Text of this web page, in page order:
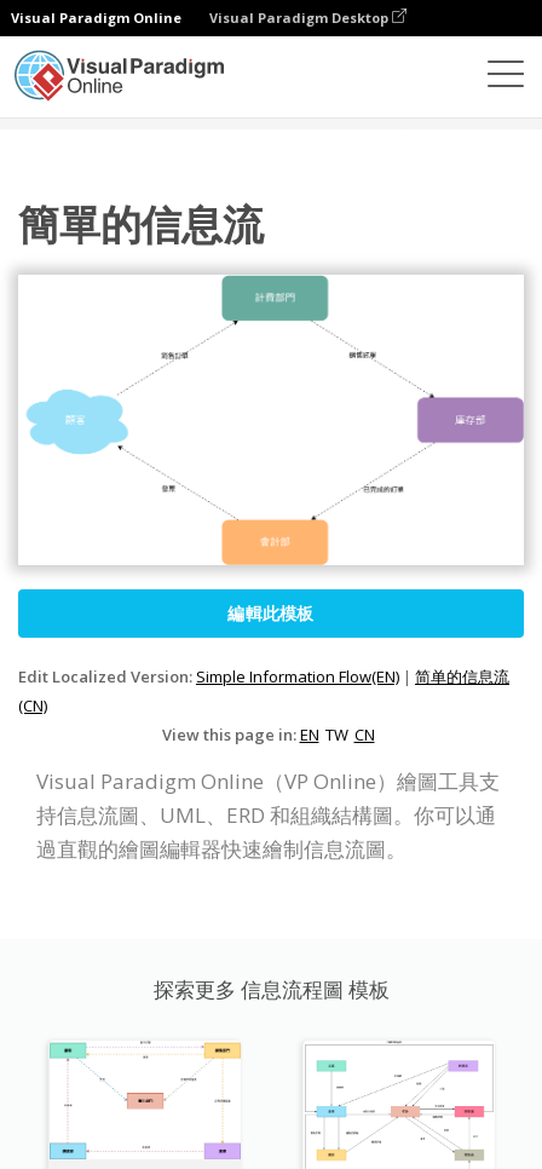
Visual Paradigm Online Visual Paradigm Desktop
簡單的信息流
編輯此模板
Edit Localized Version: Simple Information Flow(EN) | 简单的信息流
(CN)
View this page in:EN TW CN
Visual Paradigm Online（VP Online）繪圖工具支
持信息流圖、UML、ERD 和組織結構圖。你可以通
過直觀的繪圖編輯器快速繪制信息流圖。
探索更多 信息流程圖 模板